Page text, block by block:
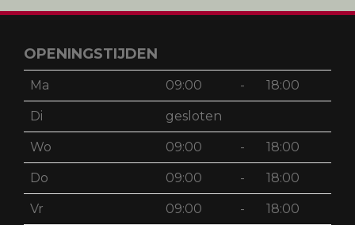
OPENINGSTIJDEN
Ma 09:00 - 18:00
Di gesloten
Wo 09:00 - 18:00
Do 09:00 - 18:00
Vr 09:00 - 18:00